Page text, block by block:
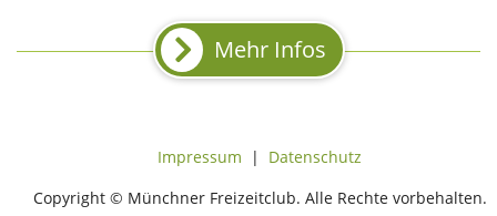
Mehr Infos
Impressum | Datenschutz
Copyright © Münchner Freizeitclub. Alle Rechte vorbehalten.